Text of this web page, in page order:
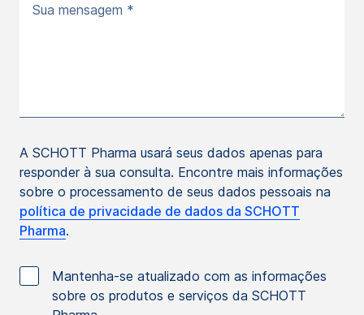
Sua mensagem *
A SCHOTT Pharma usará seus dados apenas para
responder à sua consulta. Encontre mais informações
sobre o processamento de seus dados pessoais na
política de privacidade de dados da SCHOTT
Pharma.
Mantenha-se atualizado com as informações
sobre os produtos e serviços da SCHOTT